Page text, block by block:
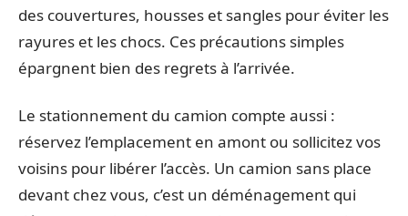
des couvertures, housses et sangles pour éviter les
rayures et les chocs. Ces précautions simples
épargnent bien des regrets à l’arrivée.
Le stationnement du camion compte aussi :
réservez l’emplacement en amont ou sollicitez vos
voisins pour libérer l’accès. Un camion sans place
devant chez vous, c’est un déménagement qui